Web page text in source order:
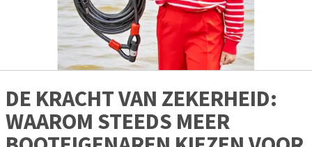
DE KRACHT VAN ZEKERHEID:
WAAROM STEEDS MEER